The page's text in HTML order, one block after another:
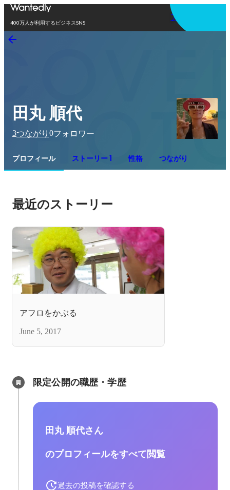
400万人が利用するビジネスSNS
アプリを使う
田丸 順代
3つながり 0フォロワー
プロフィール ストーリー 1 性格 つながり
最近のストーリー
アフロをかぶる
June 5, 2017
限定公開の職歴・学歴
田丸 順代さん
のプロフィールをすべて閲覧
過去の投稿を確認する